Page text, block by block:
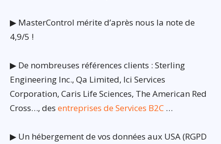
▶ MasterControl mérite d’après nous la note de
4,9/5 !
▶ De nombreuses références clients : Sterling
Engineering Inc., Qa Limited, Ici Services
Corporation, Caris Life Sciences, The American Red
Cross…, des entreprises de Services B2C …
▶ Un hébergement de vos données aux USA (RGPD